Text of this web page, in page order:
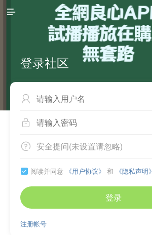

登录社区


 安全提问(未设置请忽略)
 阅读并同意 《用户协议》 和 《隐私声明》
登录
注册帐号